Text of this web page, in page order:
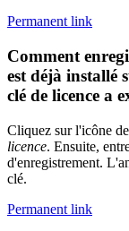
Permanent link
Comment
est déjà installé
clé de licence a
Cliquez sur l'icône
licence. Ensuite,
d'enregistrement.
clé.
Permanent link